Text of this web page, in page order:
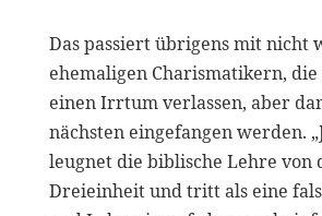
Das passiert übrigens mit nicht
ehemaligen Charismatikern,
einen Irrtum verlassen, aber
nächsten eingefangen werden.
leugnet die biblische Lehre von
Dreieinheit und tritt als eine